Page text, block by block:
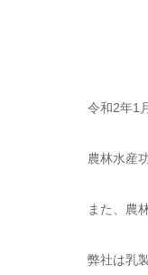
令和2年1
農林水産
また、農
弊社は乳